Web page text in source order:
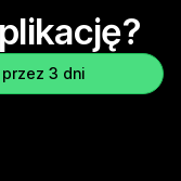
3 dni